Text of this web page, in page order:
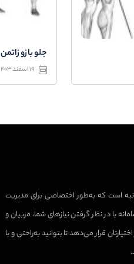
جلو بازو زاتمن
19 اسفند 1403
است که به‌طور اختصاصی برای مدیریت
با در نظر گرفتن نیازهای شما، مربیان و
قرار می‌دهد تا بتوانید به‌راحتی و با